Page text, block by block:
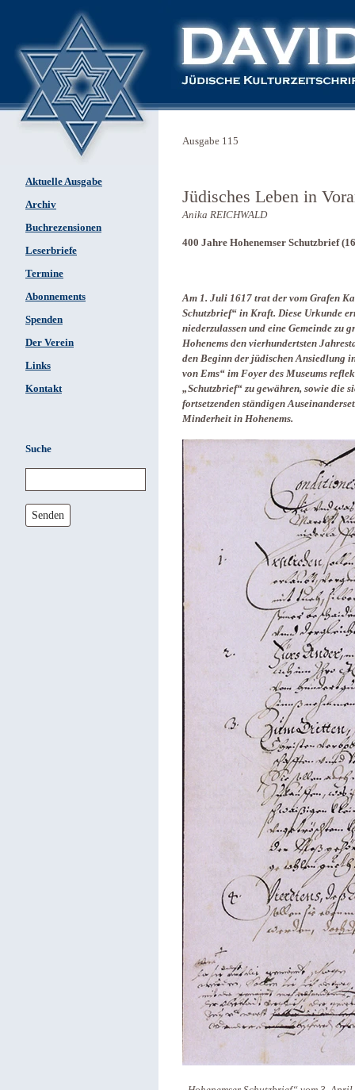
Aktuelle Ausgabe
Archiv
Buchrezensionen
Leserbriefe
Termine
Abonnements
Spenden
Der Verein
Links
Kontakt
Suche
Senden
Ausgabe 115
Jüdisches Leben in
Anika REICHWALD
400 Jahre Hohenemser Schutzbrief
Am 1. Juli 1617 trat der vom Grafen
Schutzbrief“ in Kraft. Diese Urkunde
niederzulassen und eine Gemeinde zu
Hohenems den vierhundertsten
den Beginn der jüdischen Ansiedlung
von Ems“ im Foyer des Museums
„Schutzbrief“ zu gewähren, sowie die
fortsetzenden ständigen
Minderheit in Hohenems.